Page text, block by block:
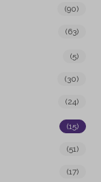
(90)
(63)
(5)
(30)
(24)
(15)
(51)
(17)